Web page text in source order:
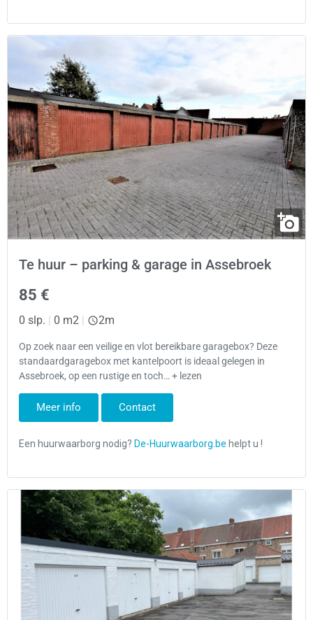
Te huur – parking & garage in Assebroek
85 €
0 slp. 0 m2 2m
Op zoek naar een veilige en vlot bereikbare garagebox? Deze
standaardgaragebox met kantelpoort is ideaal gelegen in
Assebroek, op een rustige en toch… + lezen
Meer info Contact